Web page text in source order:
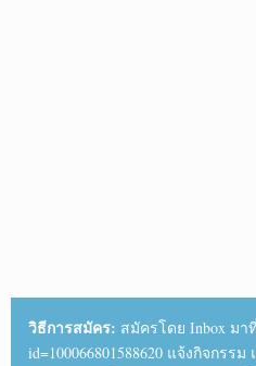
วิธีการสมัคร: สมัครโดย Inbox มาที่
id=100066801588620 แจ้งกิจกร